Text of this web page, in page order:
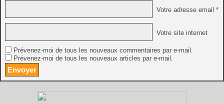
Votre adresse email *
Votre site internet
Prévenez-moi de tous les nouveaux commentaires par e-mail.
Prévenez-moi de tous les nouveaux articles par e-mail.